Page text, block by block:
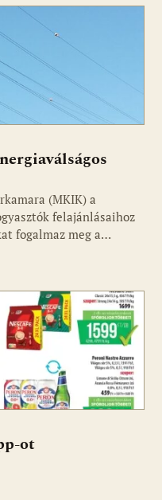
(MKIK) a
felajánlásaihoz
fogalmaz meg a…
ot